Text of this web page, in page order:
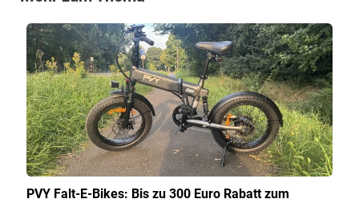
PVY Falt-E-Bikes: Bis zu 300 Euro Rabatt zum